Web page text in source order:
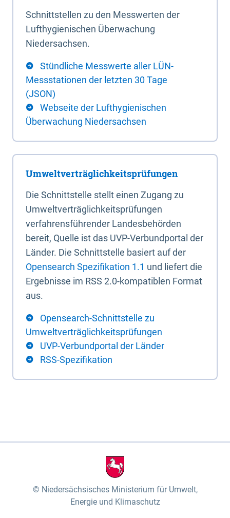
Schnittstellen zu den Messwerten der
Lufthygienischen Überwachung
Niedersachsen.
Stündliche Messwerte aller LÜN-
Messstationen der letzten 30 Tage
(JSON)
Webseite der Lufthygienischen
Überwachung Niedersachsen
Umweltverträglichkeitsprüfungen
Die Schnittstelle stellt einen Zugang zu
Umweltverträglichkeitsprüfungen
verfahrensführender Landesbehörden
bereit, Quelle ist das UVP-Verbundportal der
Länder. Die Schnittstelle basiert auf der
Opensearch Spezifikation 1.1 und liefert die
Ergebnisse im RSS 2.0-kompatiblen Format
aus.
Opensearch-Schnittstelle zu
Umweltverträglichkeitsprüfungen
UVP-Verbundportal der Länder
RSS-Spezifikation
Niedersächsisches Ministerium für Umwelt,
Energie und Klimaschutz